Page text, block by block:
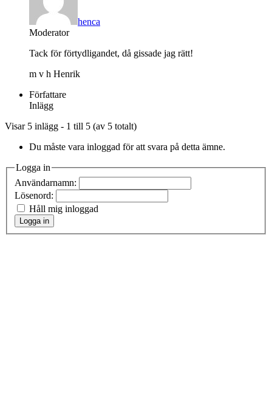
henca
Moderator
Tack för förtydligandet, då gissade jag rätt!
m v h Henrik
Författare
Inlägg
Visar 5 inlägg - 1 till 5 (av 5 totalt)
Du måste vara inloggad för att svara på detta ämne.
Logga in
Användarnamn:
Lösenord:
Håll mig inloggad
Logga in